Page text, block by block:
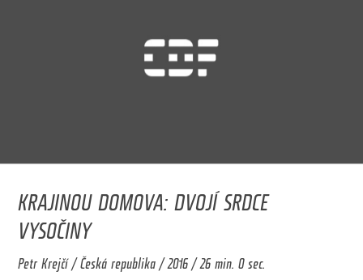
KRAJINOU DOMOVA: DVOJÍ SRDCE
VYSOČINY
Petr Krejčí / Česká republika / 2016 / 26 min. 0 sec.